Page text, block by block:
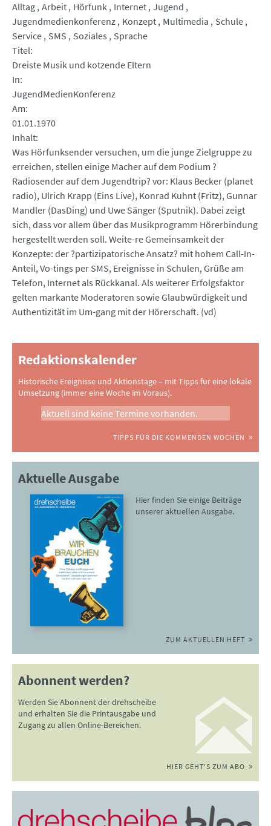
Alltag Arbeit Hörfunk Internet Jugend
Jugendmedienkonferenz Konzept Multimedia
Schule
Service SMS Soziales
Sprache
Titel
Dreiste Musik und kotzende Eltern
In
JugendMedienKonferenz
Am
01.01.1970
Inhalt
Was Hörfunksender versuchen, um die junge Zielgruppe zu
erreichen, stellen einige Macher auf dem Podium ?
Radiosender auf dem Jugendtrip? vor: Klaus Becker (planet
radio), Ulrich Krapp (Eins Live), Konrad Kuhnt (Fritz), Gunnar
Mandler (DasDing) und Uwe Sänger (Sputnik). Dabei zeigt
sich, dass vor allem über das Musikprogramm Hörerbindung
hergestellt werden soll. Weite-re Gemeinsamkeit der
Konzepte: der ?partizipatorische Ansatz? mit hohem Call-In-
Anteil, Vo-tings per SMS, Ereignisse in Schulen, Grüße am
Telefon, Internet als Rückkanal. Als weiterer Erfolgsfaktor
gelten markante Moderatoren sowie Glaubwürdigkeit und
Authentizität im Um-gang mit der Hörerschaft. (vd)
Redaktionskalender
Historische Ereignisse und Aktionstage – mit Tipps für eine lokale
Umsetzung (immer eine Woche im Voraus).
Aktuell sind keine Termine vorhanden.
TIPPS FÜR DIE KOMMENDEN WOCHEN
Aktuelle Ausgabe
Hier finden Sie einige Beiträge
unserer aktuellen Ausgabe.
ZUM AKTUELLEN HEFT
Abonnent werden?
Werden Sie Abonnent der drehscheibe
und erhalten Sie die Printausgabe und
Zugang zu allen Online-Bereichen.
HIER GEHT'S ZUM ABO